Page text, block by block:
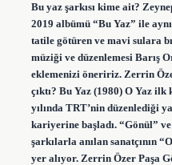
Bu yaz şarkısı kime ait?
2019 albümü “Bu Yaz” ile
tatile götüren ve mavi sulara
müziği ve düzenlemesi Barış
eklemenizi öneririz. Zerrin
çıktı? Bu Yaz (1980) O Yaz
yılında TRT’nin düzenlediği
kariyerine başladı. “Gönül”
şarkılarla anılan sanatçının
yer alıyor. Zerrin Özer Paşa